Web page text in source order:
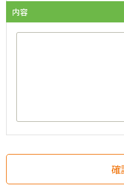
内容